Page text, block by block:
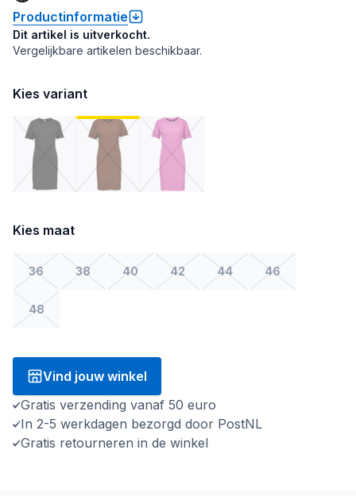
Productinformatie
Dit artikel is uitverkocht.
Vergelijkbare artikelen beschikbaar.
Kies variant
Kies maat
36 38 40 42 44 46
48
Vind jouw winkel
Gratis verzending vanaf 50 euro
In 2-5 werkdagen bezorgd door PostNL
Gratis retourneren in de winkel